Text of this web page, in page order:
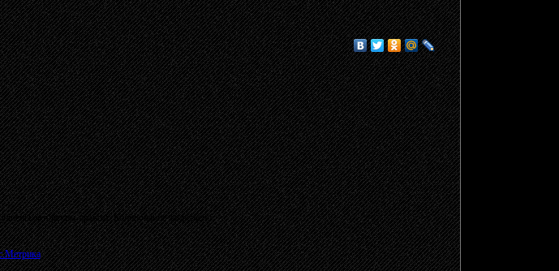
авторским правом. Копирование запрещено.